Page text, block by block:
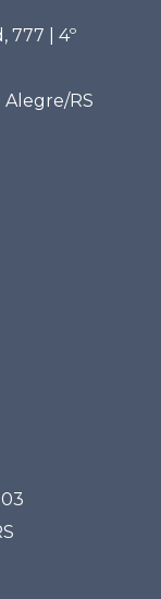
777 | 4º
Alegre/RS